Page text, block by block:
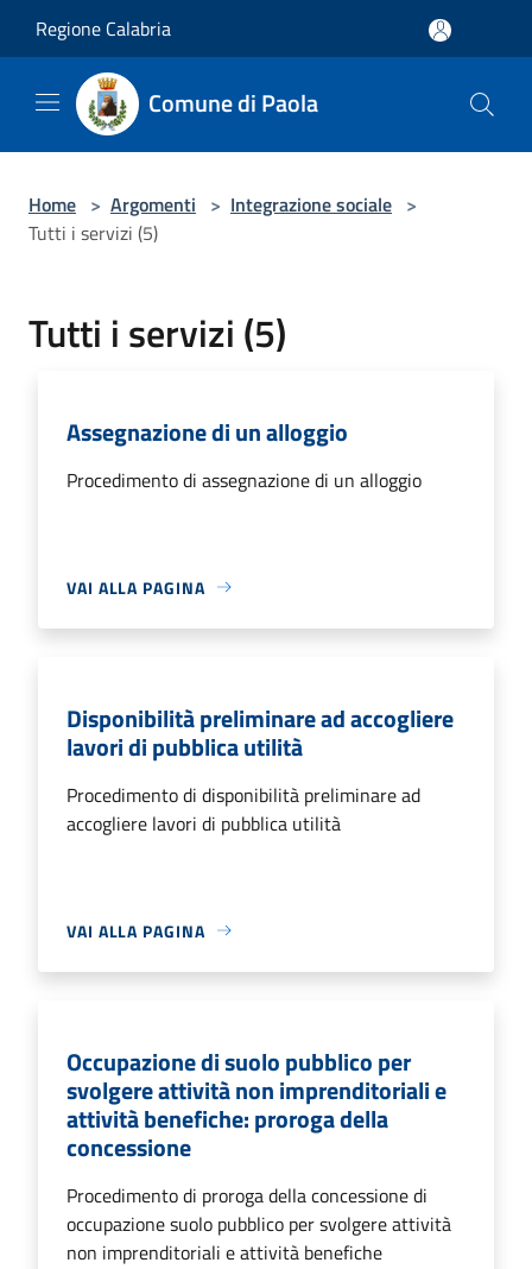
Regione Calabria
Comune di Paola
Home > Argomenti > Integrazione sociale >
Tutti i servizi (5)
Tutti i servizi (5)
Assegnazione di un alloggio
Procedimento di assegnazione di un alloggio
VAI ALLA PAGINA
Disponibilità preliminare ad accogliere
lavori di pubblica utilità
Procedimento di disponibilità preliminare ad
accogliere lavori di pubblica utilità
VAI ALLA PAGINA
Occupazione di suolo pubblico per
svolgere attività non imprenditoriali e
attività benefiche: proroga della
concessione
Procedimento di proroga della concessione di
occupazione suolo pubblico per svolgere attività
non imprenditoriali e attività benefiche